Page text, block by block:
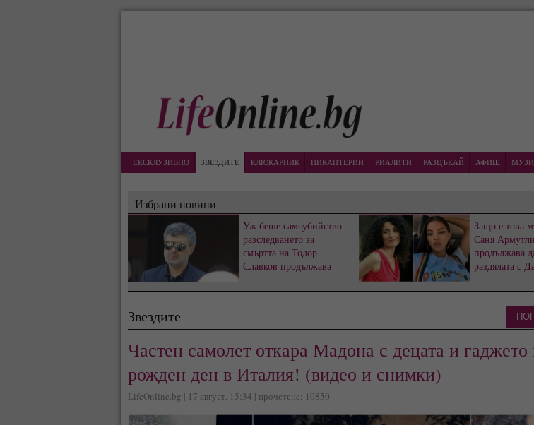
ЕКСКЛУЗИВНО ЗВЕЗДИТЕ КЛЮКАРНИК ПИКАНТЕРИИ РИАЛИТИ РАЗЦЪКАЙ АФИШ
Избрани новини
Уж беше самоубийство -
разследването за
смъртта на Тодор
Славков продължава
Защо е това
Саня
продължава
раздялата с
Звездите
Частен самолет откара Мадона с децата и гаджето
рожден ден в Италия! (видео и снимки)
LifeOnline.bg | 17 август, 15:34 | прочетена: 10850